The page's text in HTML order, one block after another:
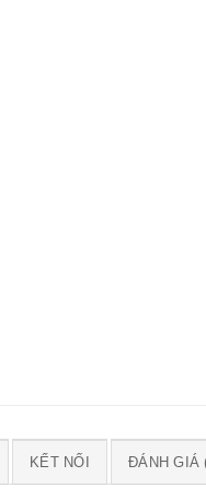
KẾT NỐI ĐÁNH GIÁ